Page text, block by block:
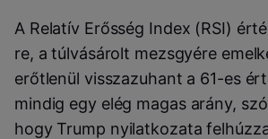
A Relatív Erősség Index (RSI)
re, a túlvásárolt mezsgyére
erőtlenül visszazuhant a 61-es
mindig egy elég magas arány,
hogy Trump nyilatkozata